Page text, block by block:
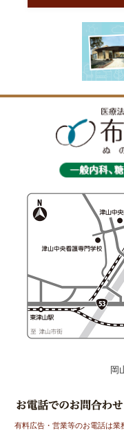
岡
有料広告・営業等のお電話は業